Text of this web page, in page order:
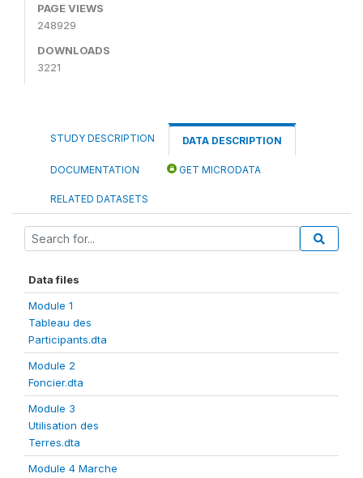
PAGE VIEWS
248929
DOWNLOADS
3221
STUDY DESCRIPTION DATA DESCRIPTION
DOCUMENTATION GET MICRODATA
RELATED DATASETS
Data files
Module 1
Tableau des
Participants.dta
Module 2
Foncier.dta
Module 3
Utilisation des
Terres.dta
Module 4 Marche